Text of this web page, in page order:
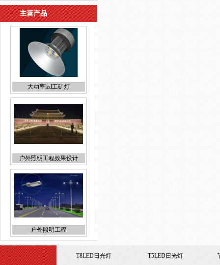
主营产品
T8LED日光灯 T5LED日光灯